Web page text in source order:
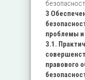
3
проблемы
3.1.
правового